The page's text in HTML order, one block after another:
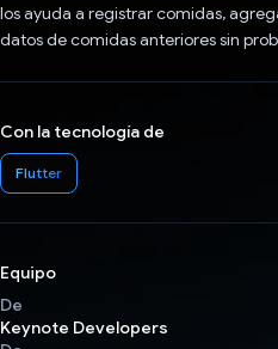
los ayuda a registrar comidas,
datos de comidas anteriores sin
Con la tecnología de
Flutter
Equipo
De
Keynote Developers